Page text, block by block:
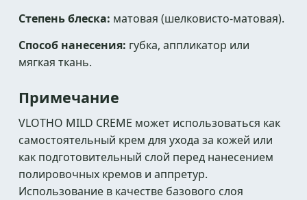
Степень блеска: матовая (шелковисто-матовая).
Способ нанесения: губка, аппликатор или
мягкая ткань.
Примечание
VLOTHO MILD CREME может использоваться как
самостоятельный крем для ухода за кожей или
как подготовительный слой перед нанесением
полировочных кремов и аппретур.
Использование в качестве базового слоя